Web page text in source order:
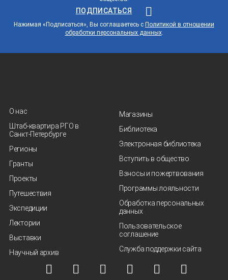
ПОДПИСАТЬСЯ
Нажимая «Подписаться», Вы соглашаетесь с Политикой в отношении
обработки персональных данных.
О нас
Штаб-квартира РГО в
Санкт‑Петербурге
Регионы
Гранты
Проекты
Путешествия
Экспедиции
Лектории
Выставки
Научный архив
Магазины
Библиотека
Электронная библиотека
Вступить в общество
Взносы и пожертвования
Программы лояльности
Обработка персональных
данных
Пользовательское
соглашение
Служба поддержки сайта